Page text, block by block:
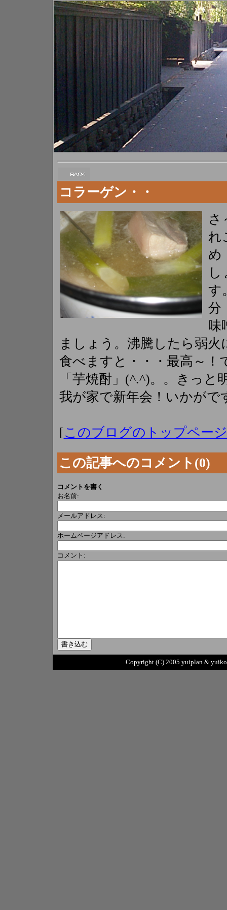
コラーゲン・・
さ
れ
め
し
す
分
味
ましょう。沸騰したら弱
食べますと・・・最高～！
「芋焼酎」(^.^)。。きっ
我が家で新年会！いかがで
[このブログのトップページ
この記事へのコメント(0)
コメントを書く
お名前:
メールアドレス:
ホームページアドレス:
コメント:
Copyright (C) 2005 yuiplan &